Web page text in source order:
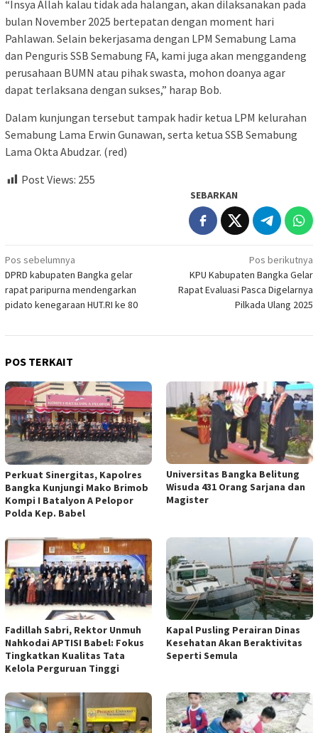
“Insya Allah kalau tidak ada halangan, akan dilaksanakan pada
bulan November 2025 bertepatan dengan moment hari
Pahlawan. Selain bekerjasama dengan LPM Semabung Lama
dan Penguris SSB Semabung FA, kami juga akan menggandeng
perusahaan BUMN atau pihak swasta, mohon doanya agar
dapat terlaksana dengan sukses,” harap Bob.
Dalam kunjungan tersebut tampak hadir ketua LPM kelurahan
Semabung Lama Erwin Gunawan, serta ketua SSB Semabung
Lama Okta Abudzar. (red)
Post Views: 255
SEBARKAN
Navigasi
pos
Pos sebelumnya
DPRD kabupaten Bangka gelar
rapat paripurna mendengarkan
pidato kenegaraan HUT.RI ke 80
Pos berikutnya
KPU Kabupaten Bangka Gelar
Rapat Evaluasi Pasca Digelarnya
Pilkada Ulang 2025
POS TERKAIT
Perkuat Sinergitas, Kapolres
Bangka Kunjungi Mako Brimob
Kompi I Batalyon A Pelopor
Polda Kep. Babel
Universitas Bangka Belitung
Wisuda 431 Orang Sarjana dan
Magister
Fadillah Sabri, Rektor Unmuh
Nahkodai APTISI Babel: Fokus
Tingkatkan Kualitas Tata
Kelola Perguruan Tinggi
Kapal Pusling Perairan Dinas
Kesehatan Akan Beraktivitas
Seperti Semula